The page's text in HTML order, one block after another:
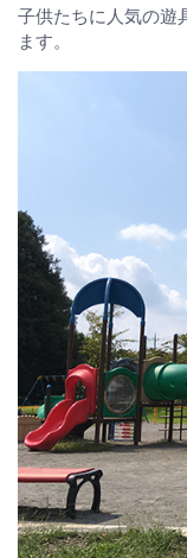
子供たちに人気の遊
ます。